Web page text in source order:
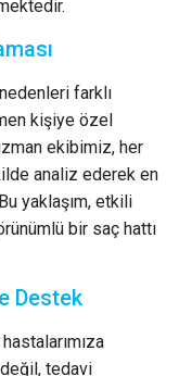
farklı
kişiye özel
ekibimiz, her
analiz ederek en
yaklaşım, etkili
bir saç hattı
Destek
tedavi